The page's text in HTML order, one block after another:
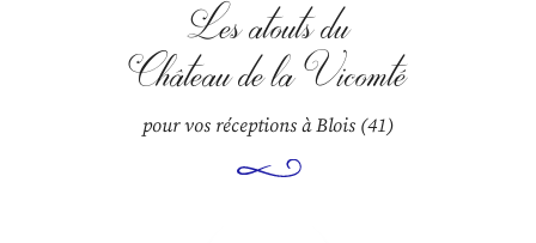
Les atouts du
Château de la Vicomté
pour vos réceptions à Blois (41)